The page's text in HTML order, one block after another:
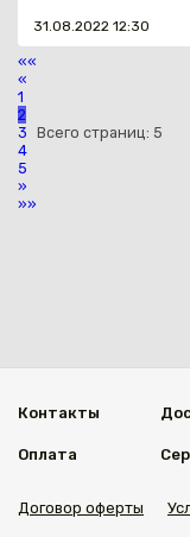
31.08.2022 12:30
Всего страниц: 5
««
«
1
2
3
4
5
»
»»
Контакты
Оплата
Договор оферты